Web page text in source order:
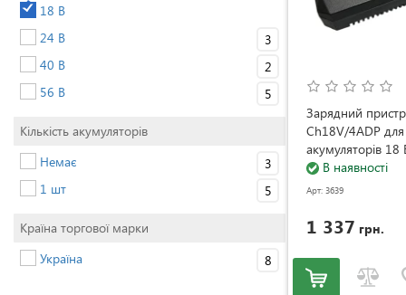
18 В
24 В
3
40 В
2
56 В
5
Кількість акумуляторів
Немає
3
1 шт
5
Країна торгової марки
Україна
8
Зарядний
Ch18V/4АDP
акумуляторів 18
(Ch18V/4АDP)
В наявності
Арт: 3639
1 337 грн.